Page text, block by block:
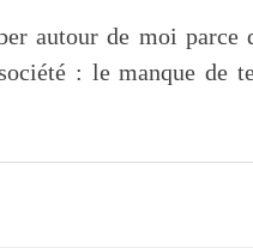
autour de moi
: le manque de